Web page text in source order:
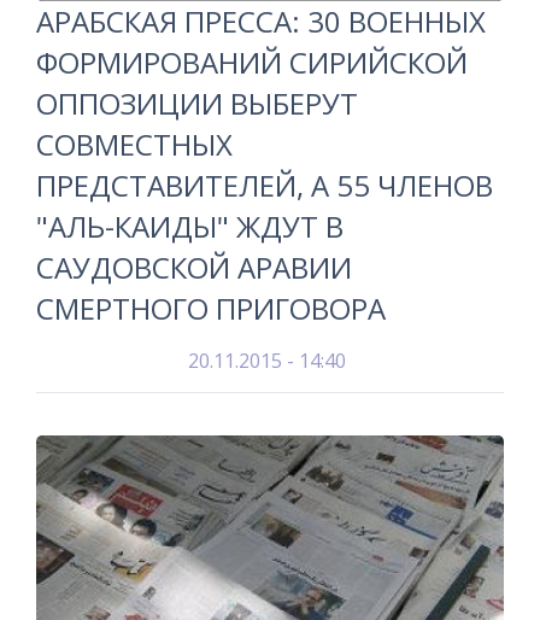
АРАБСКАЯ ПРЕССА: 30 ВОЕННЫХ
ФОРМИРОВАНИЙ СИРИЙСКОЙ
ОППОЗИЦИИ ВЫБЕРУТ
СОВМЕСТНЫХ
ПРЕДСТАВИТЕЛЕЙ, А 55 ЧЛЕНОВ
"АЛЬ-КАИДЫ" ЖДУТ В
САУДОВСКОЙ АРАВИИ
СМЕРТНОГО ПРИГОВОРА
20.11.2015 - 14:40